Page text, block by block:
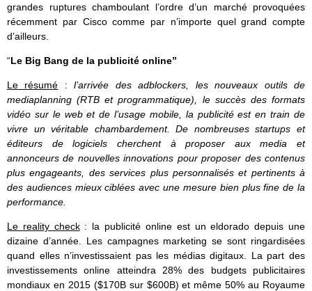
grandes ruptures chamboulant l’ordre d’un marché provoquées
récemment par Cisco comme par n’importe quel grand compte
d’ailleurs.
“Le Big Bang de la publicité online”
Le résumé :l’arrivée des adblockers, les nouveaux outils de
mediaplanning (RTB et programmatique), le succès des formats
vidéo sur le web et de l’usage mobile, la publicité est en train de
vivre un véritable chambardement. De nombreuses startups et
éditeurs de logiciels cherchent à proposer aux media et
annonceurs de nouvelles innovations pour proposer des contenus
plus engageants, des services plus personnalisés et pertinents à
des audiences mieux ciblées avec une mesure bien plus fine de la
performance.
Le reality check: la publicité online est un eldorado depuis une
dizaine d’année. Les campagnes marketing se sont ringardisées
quand elles n’investissaient pas les médias digitaux. La part des
investissements online atteindra 28% des budgets publicitaires
mondiaux en 2015 ($170B sur $600B) et même 50% au Royaume